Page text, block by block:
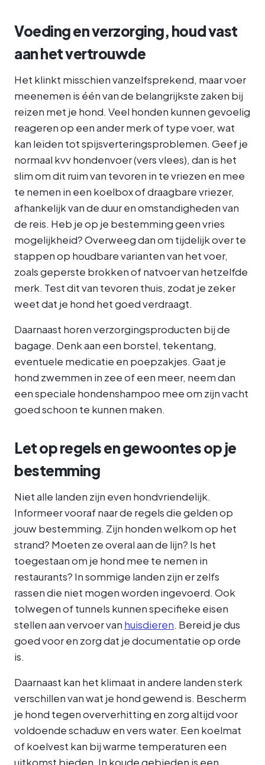
Voeding en verzorging, houd vast
aan het vertrouwde
Het klinkt misschien vanzelfsprekend, maar voer
meenemen is één van de belangrijkste zaken bij
reizen met je hond. Veel honden kunnen gevoelig
reageren op een ander merk of type voer, wat
kan leiden tot spijsverteringsproblemen. Geef je
normaal kvv hondenvoer (vers vlees), dan is het
slim om dit ruim van tevoren in te vriezen en mee
te nemen in een koelbox of draagbare vriezer,
afhankelijk van de duur en omstandigheden van
de reis. Heb je op je bestemming geen vries
mogelijkheid? Overweeg dan om tijdelijk over te
stappen op houdbare varianten van het voer,
zoals geperste brokken of natvoer van hetzelfde
merk. Test dit van tevoren thuis, zodat je zeker
weet dat je hond het goed verdraagt.
Daarnaast horen verzorgingsproducten bij de
bagage. Denk aan een borstel, tekentang,
eventuele medicatie en poepzakjes. Gaat je
hond zwemmen in zee of een meer, neem dan
een speciale hondenshampoo mee om zijn vacht
goed schoon te kunnen maken.
Let op regels en gewoontes op je
bestemming
Niet alle landen zijn even hondvriendelijk.
Informeer vooraf naar de regels die gelden op
jouw bestemming. Zijn honden welkom op het
strand? Moeten ze overal aan de lijn? Is het
toegestaan om je hond mee te nemen in
restaurants? In sommige landen zijn er zelfs
rassen die niet mogen worden ingevoerd. Ook
tolwegen of tunnels kunnen specifieke eisen
stellen aan vervoer van huisdieren. Bereid je dus
goed voor en zorg dat je documentatie op orde
is.
Daarnaast kan het klimaat in andere landen sterk
verschillen van wat je hond gewend is. Bescherm
je hond tegen oververhitting en zorg altijd voor
voldoende schaduw en vers water. Een koelmat
of koelvest kan bij warme temperaturen een
uitkomst bieden. In koude gebieden is een